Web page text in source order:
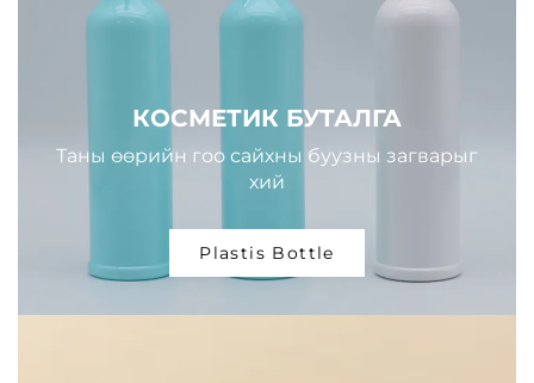
КОСМЕТИК БУТАЛГА
Таны өөрийн гоо сайхны буузны загварыг
хий
Plastis Bottle